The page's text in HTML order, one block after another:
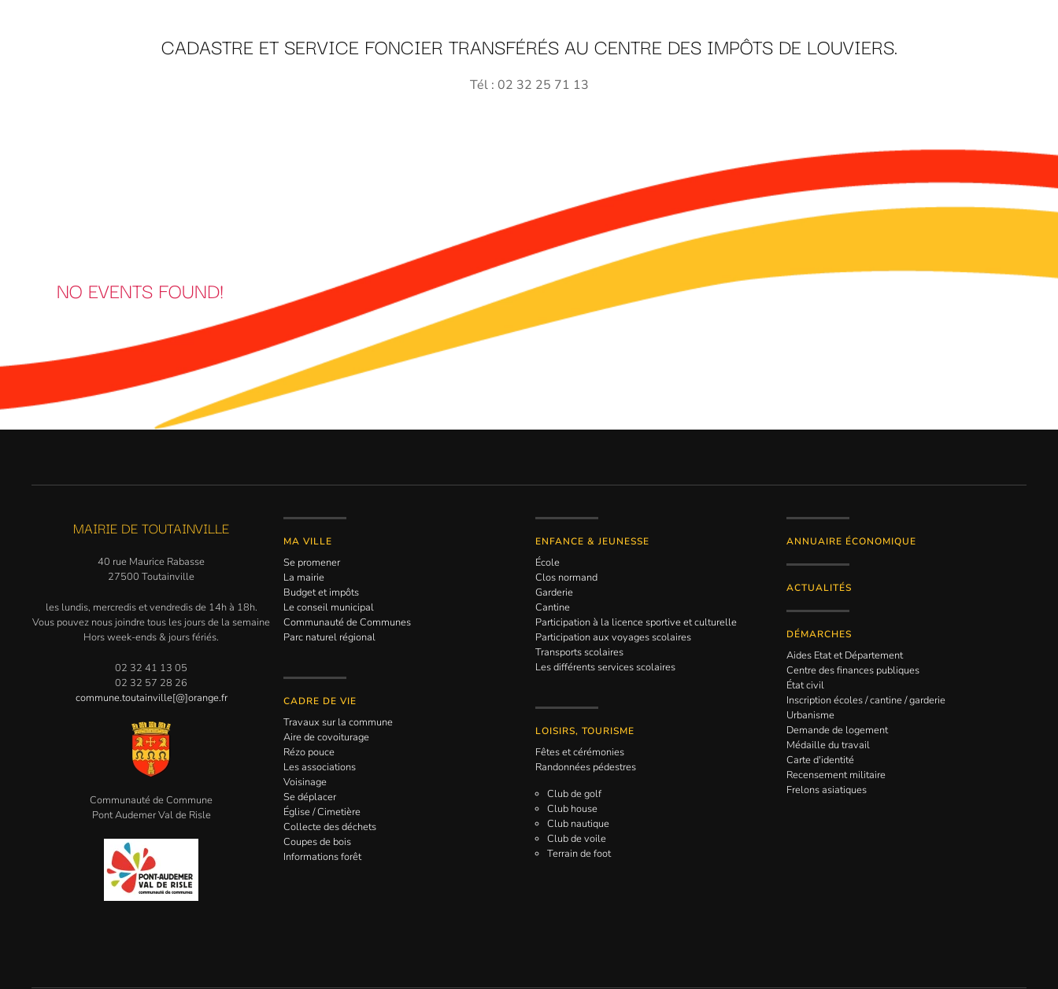
CADASTRE ET SERVICE FONCIER TRANSFÉRÉS AU CENTRE DES IMPÔTS DE LOUVIERS.
Tél : 02 32 25 71 13
NO EVENTS FOUND!
MAIRIE DE TOUTAINVILLE
40 rue Maurice Rabasse
27500 Toutainville
les lundis, mercredis et vendredis de 14h à 18h.
Vous pouvez nous joindre tous les jours de la semaine
Hors week-ends & jours fériés.
02 32 41 13 05
02 32 57 28 26
commune.toutainville[@]orange.fr
Communauté de Commune
Pont Audemer Val de Risle
MA VILLE
Se promener
La mairie
Budget et impôts
Le conseil municipal
Communauté de Communes
Parc naturel régional
CADRE DE VIE
Travaux sur la commune
Aire de covoiturage
Rézo pouce
Les associations
Voisinage
Se déplacer
Église / Cimetière
Collecte des déchets
Coupes de bois
Informations forêt
ENFANCE & JEUNESSE
École
Clos normand
Garderie
Cantine
Participation à la licence sportive et culturelle
Participation aux voyages scolaires
Transports scolaires
Les différents services scolaires
LOISIRS, TOURISME
Fêtes et cérémonies
Randonnées pédestres
Club de golf
Club house
Club nautique
Club de voile
Terrain de foot
ANNUAIRE ÉCONOMIQUE
ACTUALITÉS
DÉMARCHES
Aides Etat et Département
Centre des finances publiques
État civil
Inscription écoles / cantine / garderie
Urbanisme
Demande de logement
Médaille du travail
Carte d'identité
Recensement militaire
Frelons asiatiques